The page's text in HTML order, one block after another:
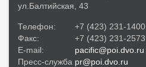
ул.Балтийская, 43
Телефон:
+7 (423) 231-1400
Факс:
+7 (423) 231-2573
E-mail:
pacific@poi.dvo.ru
Пресс-служба pr@poi.dvo.ru